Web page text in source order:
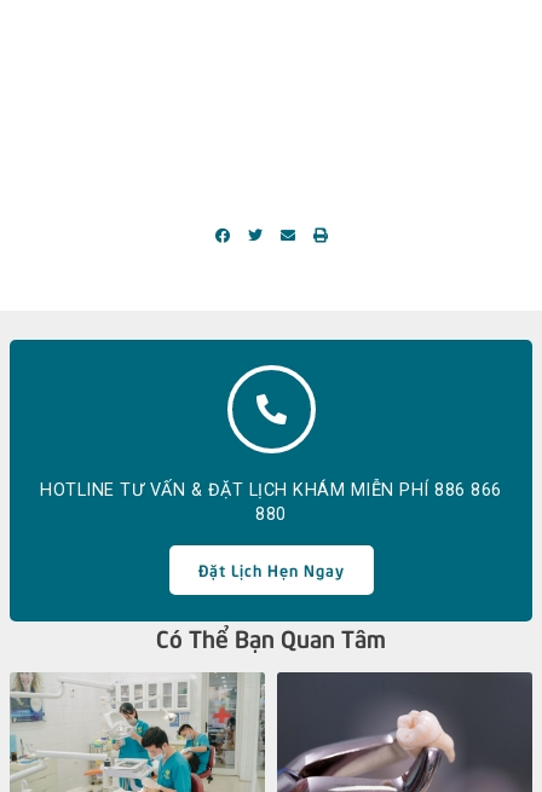
HOTLINE TƯ VẤN & ĐẶT LỊCH KHÁM MIỄN PHÍ 886 866
880
Đặt Lịch Hẹn Ngay
Có Thể Bạn Quan Tâm